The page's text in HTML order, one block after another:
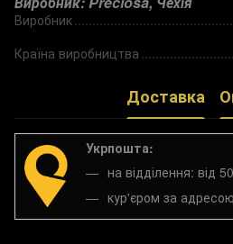
Виробник
Країна виробництва
Доставка
Укрпошта:
на відділення: від
кур'єром за